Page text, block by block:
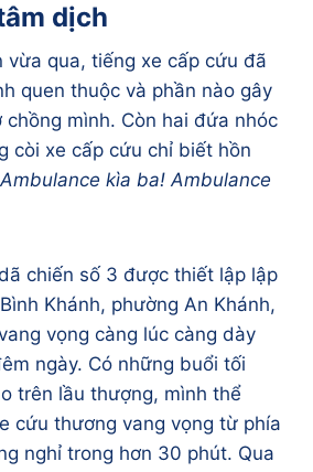
dịch
vừa qua, tiếng xe cấp cứu đã
quen thuộc và phần nào gây
chồng mình. Còn hai đứa nhóc
còi xe cấp cứu chỉ biết hồn
Ambulance kìa ba! Ambulance
chiến số 3 được thiết lập lập
Khánh, phường An Khánh,
vọng càng lúc càng dày
ngày. Có những buổi tối
trên lầu thượng, mình thể
cứu thương vang vọng từ phía
nghỉ trong hơn 30 phút. Qua